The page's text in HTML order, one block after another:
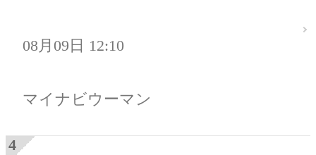
08月09日 12:10
マイナビウーマン